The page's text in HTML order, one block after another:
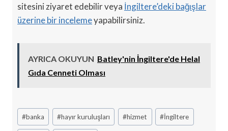
sitesini ziyaret edebilir veya İngiltere’deki bağışlar
üzerine bir incelemeyapabilirsiniz.
AYRICA OKUYUN Batley'nin İngiltere'de Helal
Gıda Cenneti Olması
Post
Tags:
#banka #hayır kuruluşları #hizmet #İngiltere